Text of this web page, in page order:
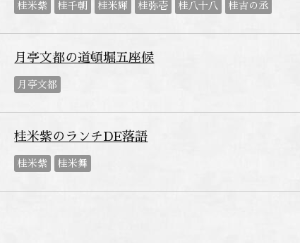
桂米紫 桂千朝 桂米輝 桂弥壱 桂八十八 桂吉の丞
月亭文都の道頓堀五座候
月亭文都
桂米紫のランチDE落語
桂米紫 桂米舞